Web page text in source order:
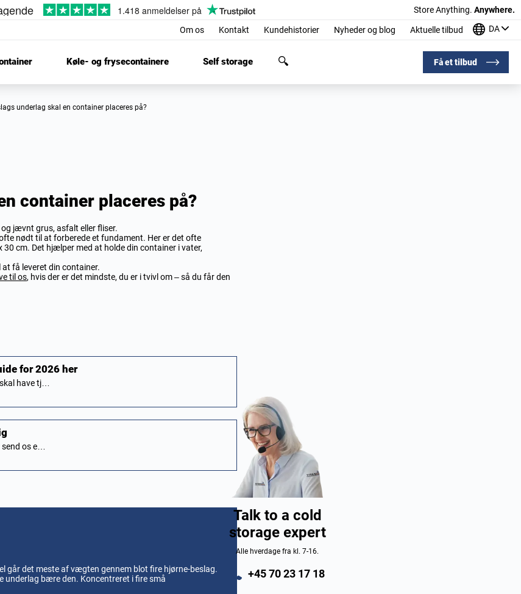
Store Anything. Anywhere.
Om os Kontakt Kundehistorier Nyheder og blog Aktuelle tilbud DA
Køle- og frysecontainere Self storage Få et tilbud
underlag skal en container placeres på?
container placeres på?
jævnt grus, asfalt eller fliser.
nødt til at forberede et fundament. Her er det ofte
cm. Det hjælper med at holde din container i vater,
at få leveret din container.
til os, hvis der er det mindste, du er i tvivl om – så du får den
for 2026 her
have tj…
os e…
går det meste af vægten gennem blot fire hjørne-beslag.
bære den. Koncentreret i fire små
Talk to a cold
storage expert
Alle hverdage fra kl. 7-16.
+45 70 23 17 18